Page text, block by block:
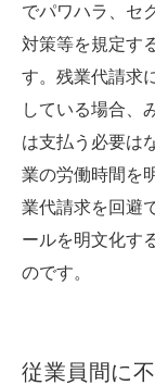
でパワハラ、セ
対策等を規定す
す。残業代請求
している場合、
は支払う必要は
業の労働時間を
業代請求を回避
ールを明文化す
のです。
従業員間に